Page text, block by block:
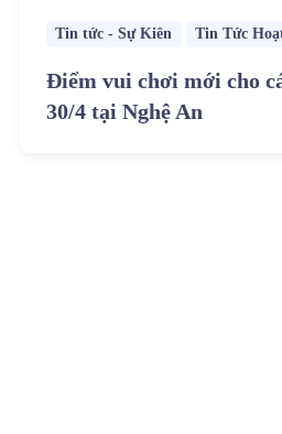
Tin tức - Sự Kiên Tin Tức
Điểm vui chơi mới cho
30/4 tại Nghệ An